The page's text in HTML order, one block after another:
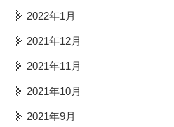
2022年1月
2021年12月
2021年11月
2021年10月
2021年9月